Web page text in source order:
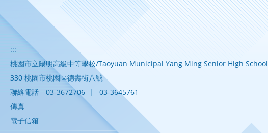
:::
桃園市立陽明高級中等學校/Taoyuan Municipal Yang Ming Senior High School
330 桃園市桃園區德壽街八號
聯絡電話
03-3672706 |
03-3645761
傳真
電子信箱